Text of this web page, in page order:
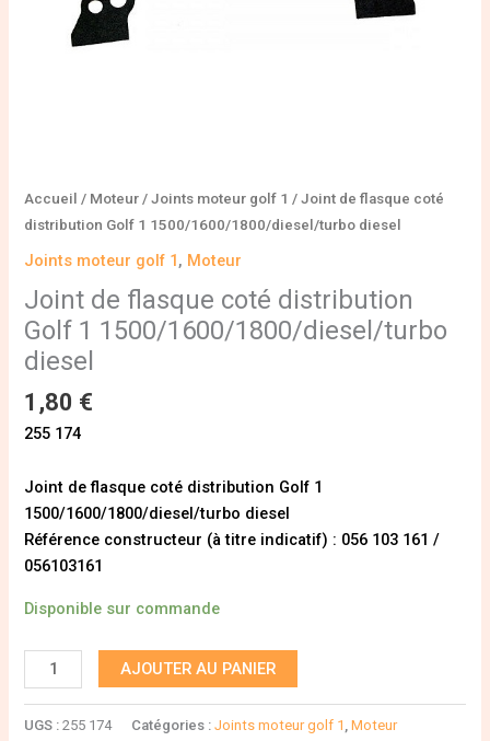
Accueil / Moteur /Joints moteur golf 1 / Joint de flasque coté
distribution Golf 1 1500/1600/1800/diesel/turbo diesel
Joints moteur golf 1, Moteur
Joint de flasque coté distribution
Golf 1 1500/1600/1800/diesel/turbo
diesel
1,80 €
255 174
Joint de flasque coté distribution Golf 1
1500/1600/1800/diesel/turbo diesel
Référence constructeur (à titre indicatif) : 056 103 161 /
056103161
Disponible sur commande
AJOUTER AU PANIER
UGS :255 174 Catégories :Joints moteur golf 1 ,Moteur